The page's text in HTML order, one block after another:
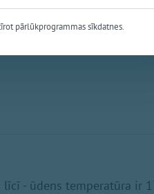
- ūdens temperatūra ir
pārlūkprogrammas sīkdatnes.